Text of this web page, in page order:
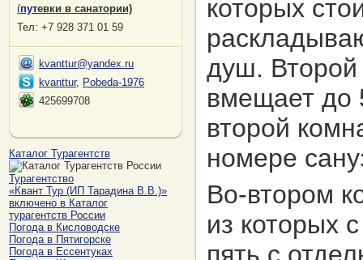
(путевки в санатории)
Тел: +7 928 371 01 59
kvanttur@yandex.ru
kvanttur, Pobeda-1976
425699708
Каталог Турагентств
Турагентство
«Квант Тур (ИП Тарадина В.В.)»
включено в Каталог
турагентств России
Погода в Кисловодске
Погода в Пятигорске
Погода в Ессентуках
которых
душ.
вмещает до
второй
номере
Во-втором
из которых